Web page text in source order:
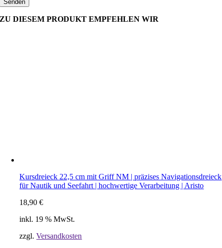
ZU DIESEM PRODUKT EMPFEHLEN WIR
Kursdreieck 22,5 cm mit Griff NM | präzises Navigationsdreieck
für Nautik und Seefahrt | hochwertige Verarbeitung | Aristo
18,90€
inkl. 19 % MwSt.
zzgl.Versandkosten